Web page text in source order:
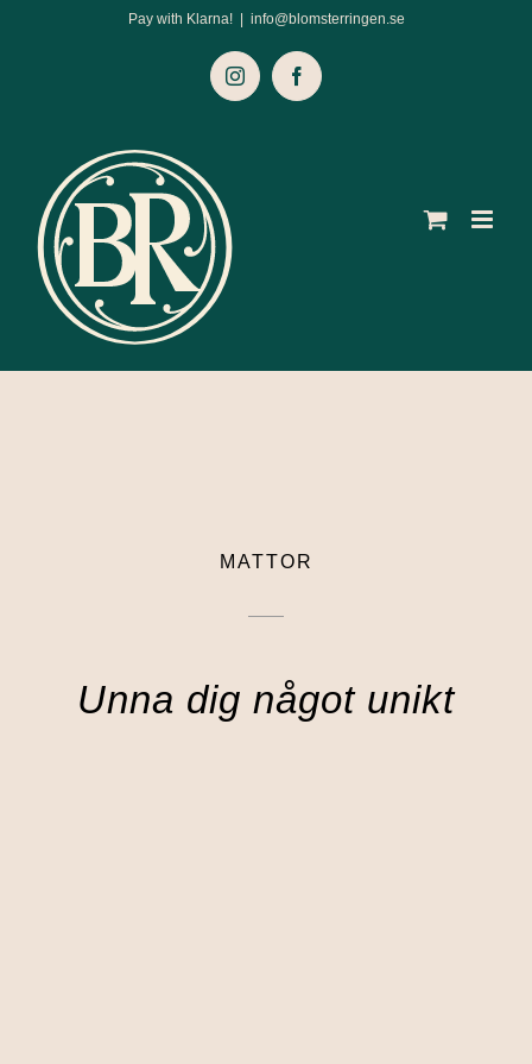
Pay with Klarna! info@blomsterringen.se
InstagramFacebook
MATTOR
Unna dig något unikt